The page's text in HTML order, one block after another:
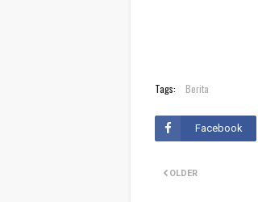
Tags: Berita
Facebook
OLDER